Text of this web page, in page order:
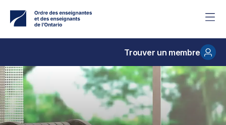
contenu
Trouver un membre